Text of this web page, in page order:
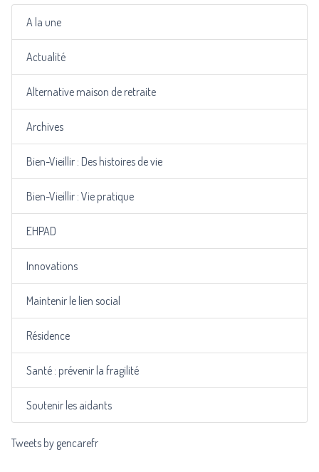
A la une
Actualité
Alternative maison de retraite
Archives
Bien-Vieillir : Des histoires de vie
Bien-Vieillir : Vie pratique
EHPAD
Innovations
Maintenir le lien social
Résidence
Santé : prévenir la fragilité
Soutenir les aidants
Tweets by gencarefr